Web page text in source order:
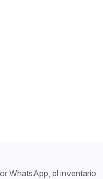
WhatsApp, el inventario